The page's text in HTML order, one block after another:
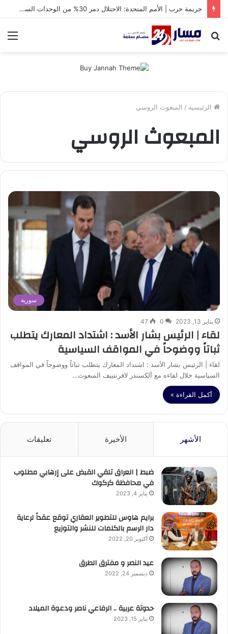
جريمة حرب | الأمم المتحدة: الاحتلال دمر 30% من الوحدات السكنية في غزة
بحث
الرئيسية / المبعوث الروسي
المبعوث الروسي
سورية
يناير 13, 2023 0
47
لقاء | الرئيس بشار الأسد : اشتداد المعارك يتطلب
ثباتاً ووضوحاً في المواقف السياسية
لقاء | الرئيس بشار الأسد : اشتداد المعارك يتطلب ثباتاً ووضوحاً في المواقف
السياسية خلال لقاءه مع ألكسندر لافرنتييف المبعوث…
أكمل القراءة »
الأشهر الأخيرة تعليقات
ضبط | العراق تلقي القبض على إرهابي مطلوب
في محافظة كركوك
يناير 4, 2023
برايم هاوس للتطوير العقاري توقع عقداً لرعاية
دار الرسم بالكلمات للنشر والتوزيع
أكتوبر 20, 2022
عيد النصر و مفترق الطرق
ديسمبر 24, 2022
حدوتة عربية .. الرفاعي ناصر ودعوة الميلاد
يناير 15, 2023